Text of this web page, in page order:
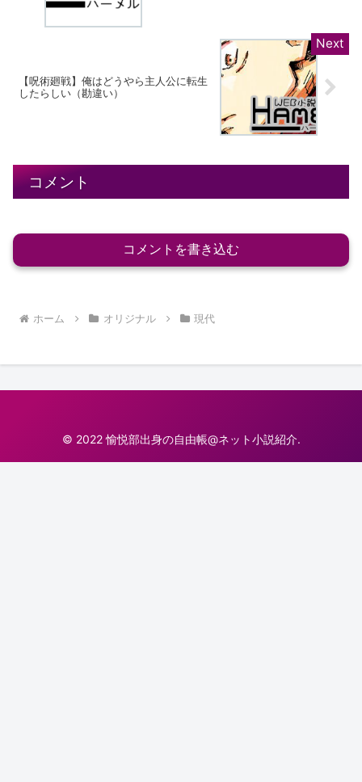
【呪術廻戦】俺はどうやら主人公に転生
したらしい（勘違い）
コメント
コメントを書き込む
ホーム オリジナル 現代
© 2022 愉悦部出身の自由帳@ネット小説紹介.